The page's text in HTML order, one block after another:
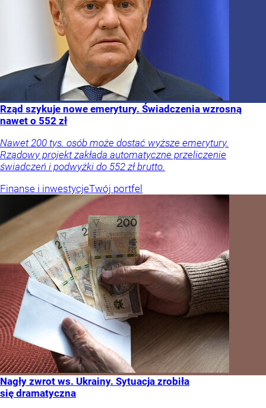
Rząd szykuje nowe emerytury. Świadczenia wzrosną
nawet o 552 zł
Nawet 200 tys. osób może dostać wyższe emerytury.
Rządowy projekt zakłada automatyczne przeliczenie
świadczeń i podwyżki do 552 zł brutto.
Finanse i inwestycjeTwój portfel
Nagły zwrot ws. Ukrainy. Sytuacja zrobiła
się dramatyczna